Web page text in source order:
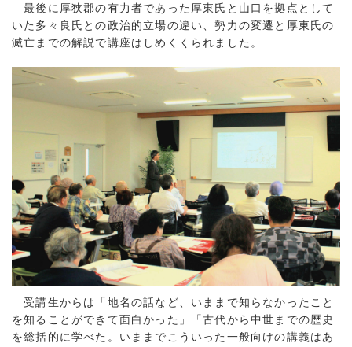
最後に厚狭郡の有力者であった厚東氏と山口を拠点として
いた多々良氏との政治的立場の違い、勢力の変遷と厚東氏の
滅亡までの解説で講座はしめくくられました。
受講生からは「地名の話など、いままで知らなかったこと
を知ることができて面白かった」「古代から中世までの歴史
を総括的に学べた。いままでこういった一般向けの講義はあ